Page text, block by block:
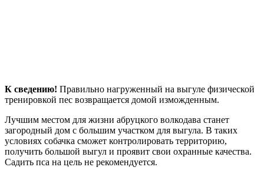
К сведению! Правильно нагруженный на выгуле физической
тренировкой пес возвращается домой изможденным.
Лучшим местом для жизни абруцкого волкодава станет
загородный дом с большим участком для выгула. В таких
условиях собачка сможет контролировать территорию,
получить большой выгул и проявит свои охранные качества.
Садить пса на цель не рекомендуется.